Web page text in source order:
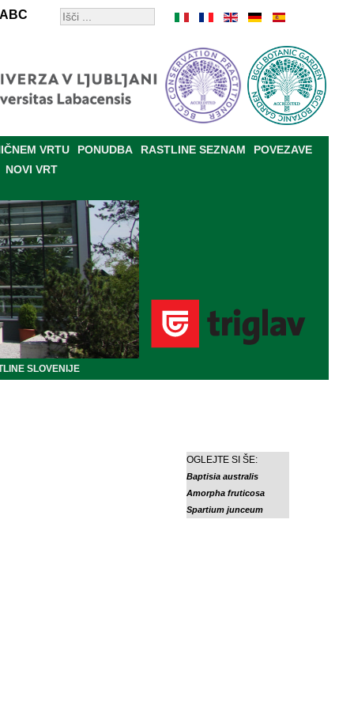
ABC
VRTU PONUDBA RASTLINE SEZNAM
POVEZAVE
NOVI VRT
SLOVENIJE
OGLEJTE SI ŠE:
Baptisia australis
Amorpha fruticosa
Spartium junceum